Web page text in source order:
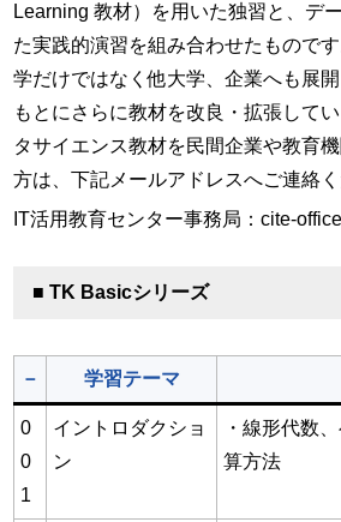
Learning 教材）を用いた独習と、デ
た実践的演習を組み合わせたもので
学だけではなく他大学、企業へも展
もとにさらに教材を改良・拡張して
タサイエンス教材を民間企業や教育
方は、下記メールアドレスへご連絡く
IT活用教育センター事務局：cite-
■TK Basicシリーズ
－ 学習テーマ
0
0
1
イントロダクショ
ン
・線形代数
算方法